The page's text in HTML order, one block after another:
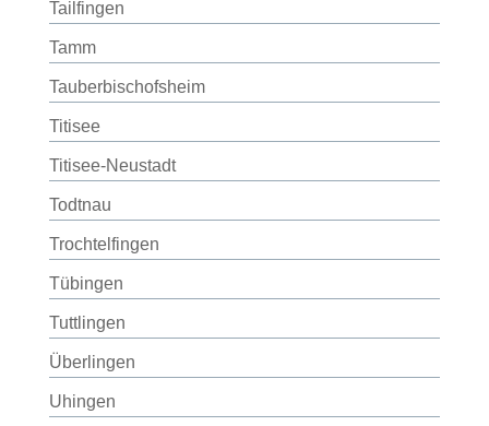
Tailfingen
Tamm
Tauberbischofsheim
Titisee
Titisee-Neustadt
Todtnau
Trochtelfingen
Tübingen
Tuttlingen
Überlingen
Uhingen